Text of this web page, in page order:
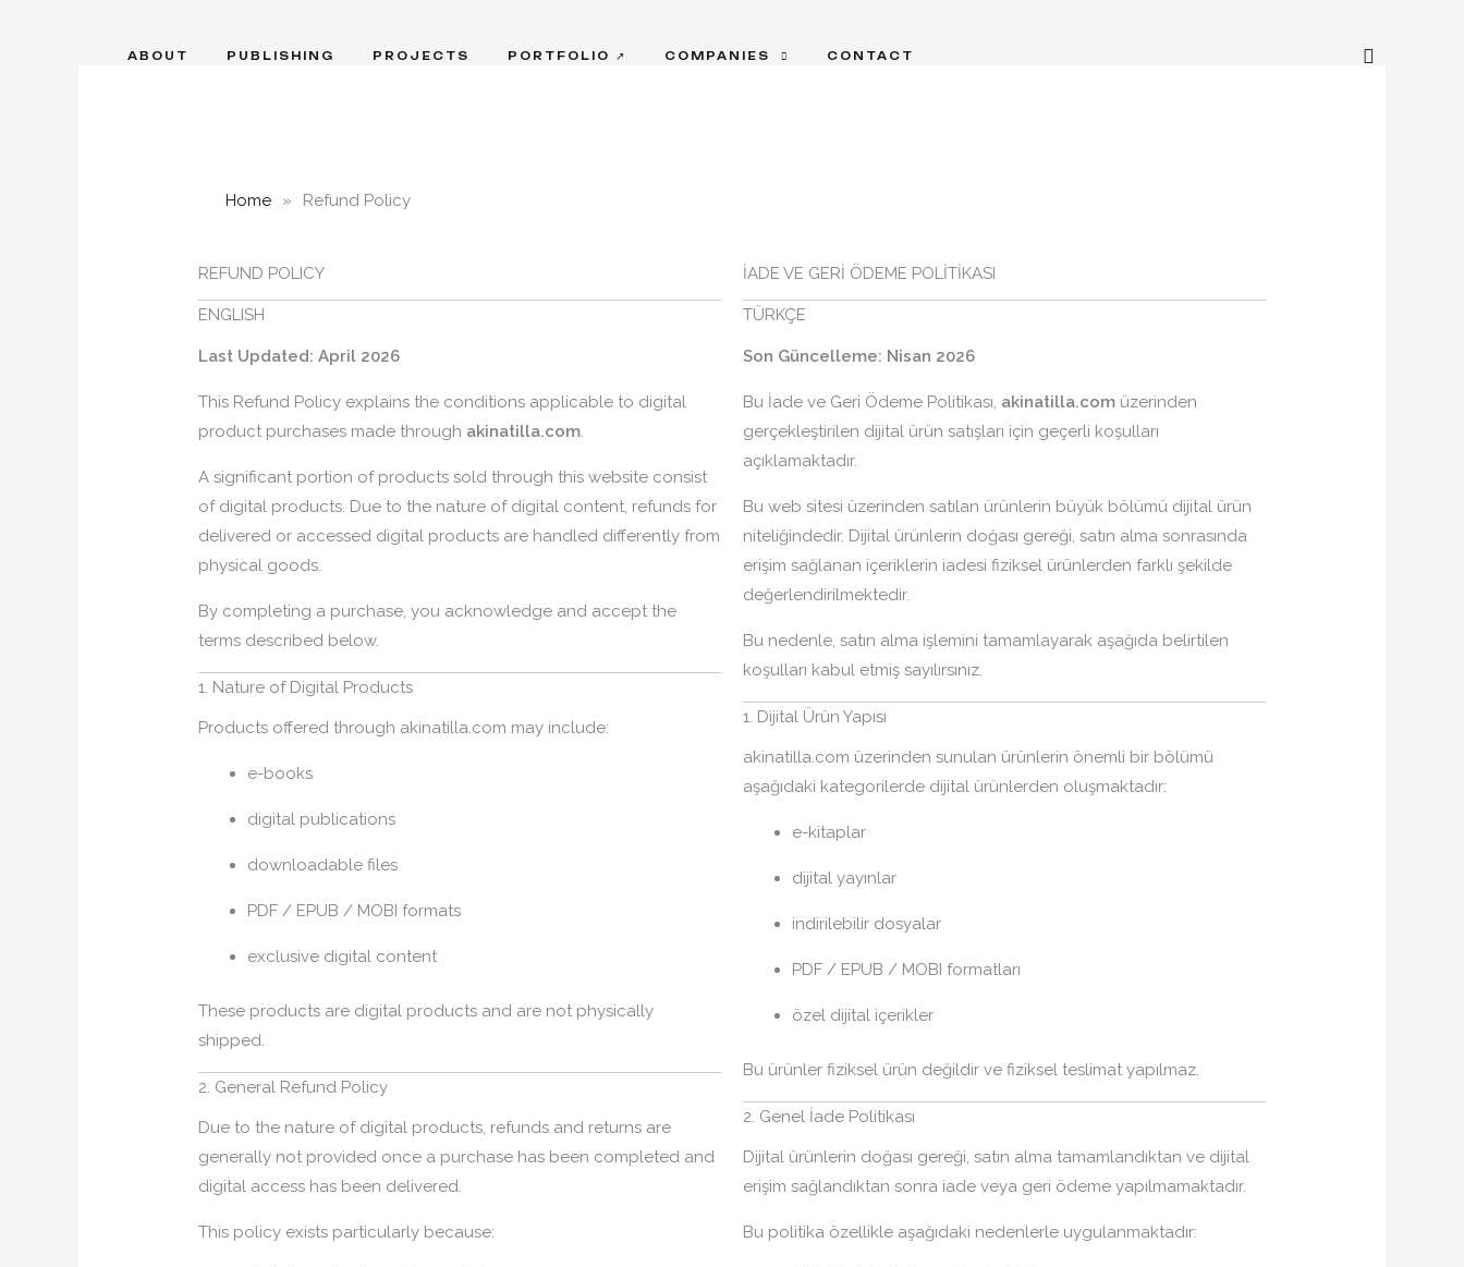
ABOUT PUBLISHING PROJECTS PORTFOLIO ↗ COMPANIES CONTACT Search
Home » Refund Policy
REFUND POLICY
ENGLISH
Last Updated: April 2026
This Refund Policy explains the conditions applicable to digital
product purchases made through akinatilla.com.
A significant portion of products sold through this website consist
of digital products. Due to the nature of digital content, refunds for
delivered or accessed digital products are handled differently from
physical goods.
By completing a purchase, you acknowledge and accept the
terms described below.
1. Nature of Digital Products
Products offered through akinatilla.com may include:
e-books
digital publications
downloadable files
PDF / EPUB / MOBI formats
exclusive digital content
These products are digital products and are not physically
shipped.
2. General Refund Policy
Due to the nature of digital products, refunds and returns are
generally not provided once a purchase has been completed and
digital access has been delivered.
This policy exists particularly because:
İADE VE GERİ ÖDEME POLİTİKASI
TÜRKÇE
Son Güncelleme: Nisan 2026
Bu İade ve Geri Ödeme Politikası, akinatilla.com üzerinden
gerçekleştirilen dijital ürün satışları için geçerli koşulları
açıklamaktadır.
Bu web sitesi üzerinden satılan ürünlerin büyük bölümü dijital ürün
niteliğindedir. Dijital ürünlerin doğası gereği, satın alma sonrasında
erişim sağlanan içeriklerin iadesi fiziksel ürünlerden farklı şekilde
değerlendirilmektedir.
Bu nedenle, satın alma işlemini tamamlayarak aşağıda belirtilen
koşulları kabul etmiş sayılırsınız.
1. Dijital Ürün Yapısı
akinatilla.com üzerinden sunulan ürünlerin önemli bir bölümü
aşağıdaki kategorilerde dijital ürünlerden oluşmaktadır:
e-kitaplar
dijital yayınlar
indirilebilir dosyalar
PDF / EPUB / MOBI formatları
özel dijital içerikler
Bu ürünler fiziksel ürün değildir ve fiziksel teslimat yapılmaz.
2. Genel İade Politikası
Dijital ürünlerin doğası gereği, satın alma tamamlandıktan ve dijital
erişim sağlandıktan sonra iade veya geri ödeme yapılmamaktadır.
Bu politika özellikle aşağıdaki nedenlerle uygulanmaktadır: